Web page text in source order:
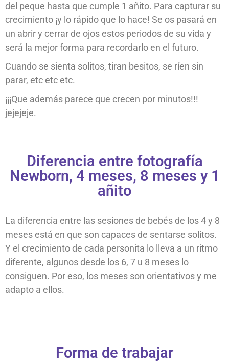
del peque hasta que cumple 1 añito. Para capturar su
crecimiento ¡y lo rápido que lo hace! Se os pasará en
un abrir y cerrar de ojos estos periodos de su vida y
será la mejor forma para recordarlo en el futuro.
Cuando se sienta solitos, tiran besitos, se ríen sin
parar, etc etc etc.
¡¡¡Que además parece que crecen por minutos!!!
jejejeje.
Diferencia entre fotografía
Newborn, 4 meses, 8 meses y 1
añito
La diferencia entre las sesiones de bebés de los 4 y 8
meses está en que son capaces de sentarse solitos.
Y el crecimiento de cada personita lo lleva a un ritmo
diferente, algunos desde los 6, 7 u 8 meses lo
consiguen. Por eso, los meses son orientativos y me
adapto a ellos.
Forma de trabajar